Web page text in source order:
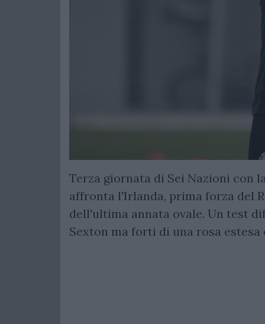
Terza giornata di Sei Nazioni con
affronta l'Irlanda, prima forza del
dell'ultima annata ovale. Un test
Sexton ma forti di una rosa estesa